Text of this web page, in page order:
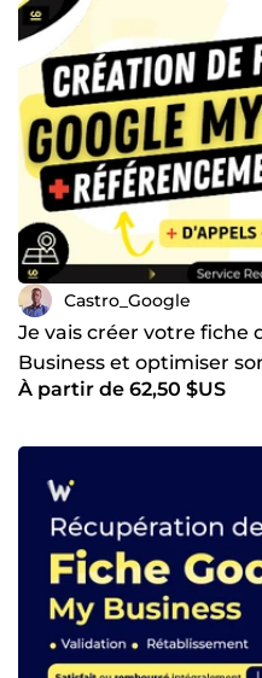
Castro_Google
Je vais créer votre fiche
Business et optimiser
À partir de 62,50 $US